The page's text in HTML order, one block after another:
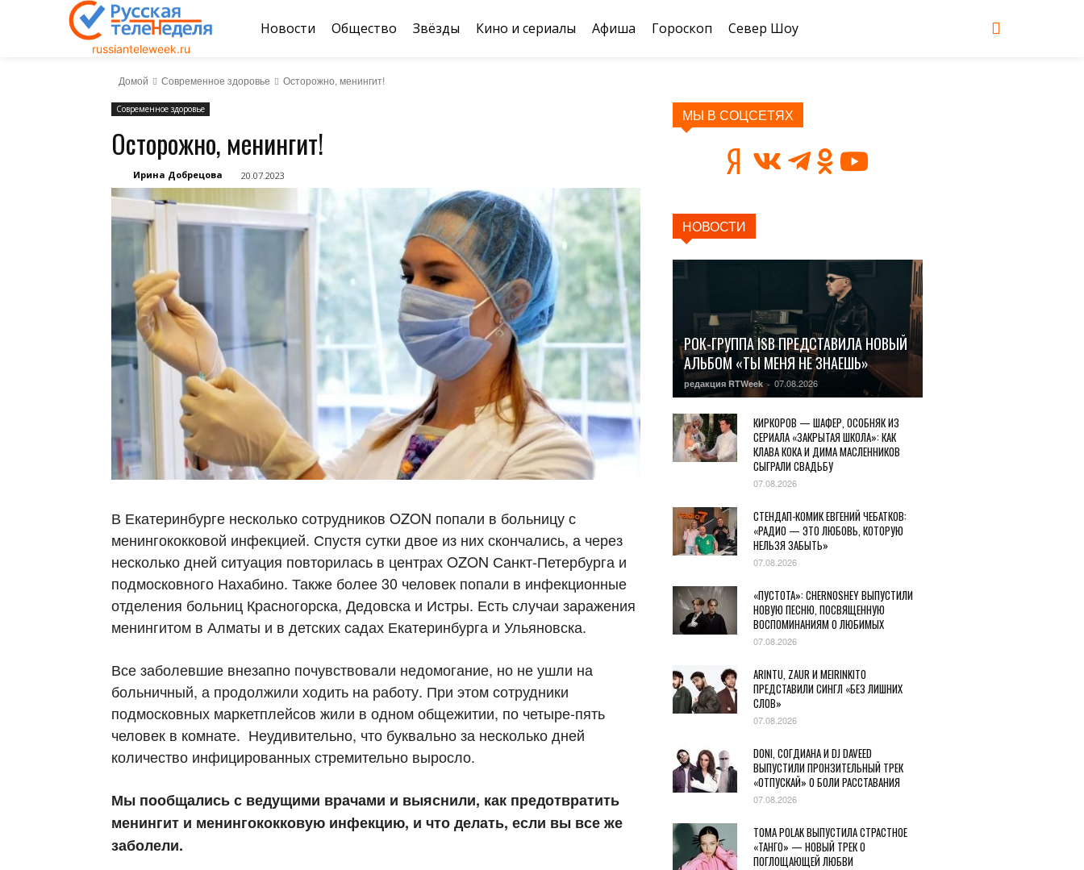
russianteleweek.ru
Новости Общество Звёзды Кино и сериалы Афиша Гороскоп Север Шоу
Домой Современное здоровье Осторожно, менингит!
Современное здоровье
Осторожно, менингит!
Ирина Добрецова 20.07.2023
В Екатеринбурге несколько сотрудников OZON попали в больницу с
менингококковой инфекцией. Спустя сутки двое из них скончались, а через
несколько дней ситуация повторилась в центрах OZON Санкт-Петербурга и
подмосковного Нахабино. Также более 30 человек попали в инфекционные
отделения больниц Красногорска, Дедовска и Истры. Есть случаи заражения
менингитом в Алматы и в детских садах Екатеринбурга и Ульяновска.
Все заболевшие внезапно почувствовали недомогание, но не ушли на
больничный, а продолжили ходить на работу. При этом сотрудники
подмосковных маркетплейсов жили в одном общежитии, по четыре-пять
человек в комнате. Неудивительно, что буквально за несколько дней
количество инфицированных стремительно выросло.
Мы пообщались с ведущими врачами и выяснили, как предотвратить
менингит и менингококковую инфекцию, и что делать, если вы все же
заболели.
МЫ В СОЦСЕТЯХ
НОВОСТИ
РОК-ГРУППА ISB ПРЕДСТАВИЛА НОВЫЙ
АЛЬБОМ «ТЫ МЕНЯ НЕ ЗНАЕШЬ»
редакция RTWeek - 07.08.2026
КИРКОРОВ — ШАФЕР, ОСОБНЯК ИЗ
СЕРИАЛА «ЗАКРЫТАЯ ШКОЛА»: КАК
КЛАВА КОКА И ДИМА МАСЛЕННИКОВ
СЫГРАЛИ СВАДЬБУ
07.08.2026
СТЕНДАП-КОМИК ЕВГЕНИЙ ЧЕБАТКОВ:
«РАДИО — ЭТО ЛЮБОВЬ, КОТОРУЮ
НЕЛЬЗЯ ЗАБЫТЬ»
07.08.2026
«ПУСТОТА»: CHERNOSHEY ВЫПУСТИЛИ
НОВУЮ ПЕСНЮ, ПОСВЯЩЕННУЮ
ВОСПОМИНАНИЯМ О ЛЮБИМЫХ
07.08.2026
ARINTU, ZAUR И MEIRINKITO
ПРЕДСТАВИЛИ СИНГЛ «БЕЗ ЛИШНИХ
СЛОВ»
07.08.2026
DONI, СОГДИАНА И DJ DAVEED
ВЫПУСТИЛИ ПРОНЗИТЕЛЬНЫЙ ТРЕК
«ОТПУСКАЙ» О БОЛИ РАССТАВАНИЯ
07.08.2026
TOMA POLAK ВЫПУСТИЛА СТРАСТНОЕ
«ТАНГО» — НОВЫЙ ТРЕК О
ПОГЛОЩАЮЩЕЙ ЛЮБВИ